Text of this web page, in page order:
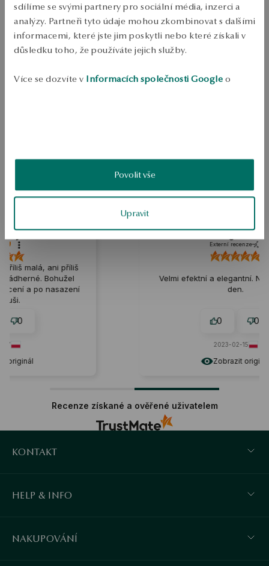
sdílíme se svými partnery pro sociální média, inzerci a
analýzy. Partneři tyto údaje mohou zkombinovat s dalšími
informacemi, které jste jim poskytli nebo které získali v
důsledku toho, že používáte jejich služby.
Více se dozvíte v Informacích společnosti Google o
Povolit vše
Upravit
Bezplatné vrácení až do 100 dnů v YES Clubu
PODROBNOSTI
Ruda: stříbrná pozlacená Ukázka: 925 Typ spony: Křídlo Průměrná
SKU: JS49633-BZ000-000000-000
5.0
Známka
Založeno na
Jak sbíráme recenze?
Zobrazit originál
Velmi efektní a elegantní. Nosím je každý
Recenze získané a ověřené uživatelem
KONTAKT
HELP & INFO
NAKUPOVÁNÍ